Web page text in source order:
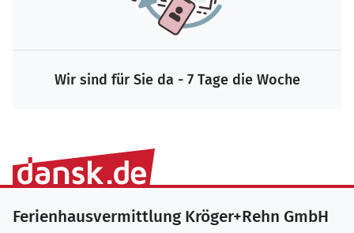
Wir sind für Sie da - 7 Tage die Woche
Ferienhausvermittlung Kröger+Rehn GmbH